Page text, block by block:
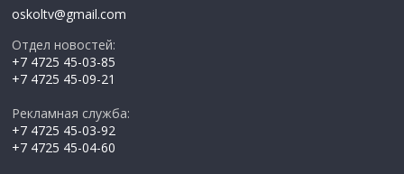
oskoltv@gmail.com
Отдел новостей:
+7 4725 45-03-85
+7 4725 45-09-21
Рекламная служба:
+7 4725 45-03-92
+7 4725 45-04-60